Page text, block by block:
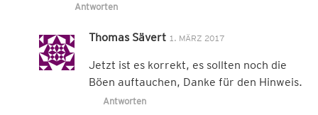
Antworten
Thomas Sävert 1. MÄRZ 2017
Jetzt ist es korrekt, es sollten noch die
Böen auftauchen, Danke für den Hinweis.
Antworten